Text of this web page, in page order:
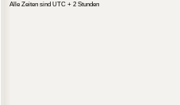
Alle Zeiten sind UTC + 2 Stunden